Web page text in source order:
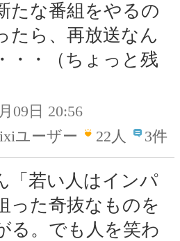
たな番組をやるの
たら、再放送なん
・・（ちょっと残
09日 20:56
ユーザー
22人 3件
「若い人はインパ
った奇抜なものを
る。でも人を笑わ